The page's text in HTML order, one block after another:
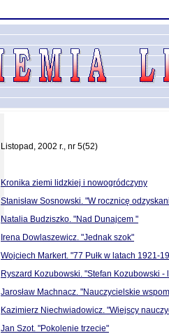
Listopad, 2002 r., nr 5(52)
Kronika ziemi lidzkiej i nowogródczyny
Stanisław Sosnowski. "W rocznicę
Natalia Budziszko. "Nad Dunajcem "
Irena Dowlaszewicz. "Jednak szok"
Wojciech Markert. "77 Pułk w latach 1921-
Ryszard Kozubowski. "Stefan Kozubowski -
Jarosław Machnacz. "Nauczycielskie
Kazimierz Niechwiadowicz. "Wiejscy
Jan Szot. "Pokolenie trzecie"